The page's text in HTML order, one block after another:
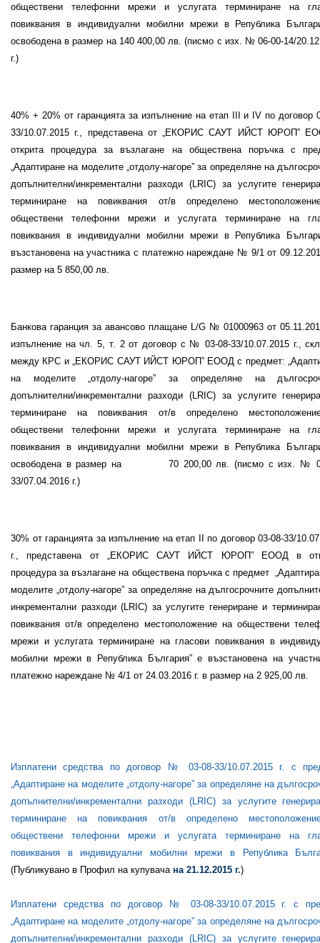
обществени телефонни мрежи и услугата терминиране на
повиквания в индивидуални мобилни мрежи в Република
освободена в размер на 140 400, 00лв. (писмо с изх. № 06-00-14/
г.)
40% + 20% от гаранцията за изпълнение на етап и IV по договор
33/10.07.2015 г., представена от „ЕКОРИС САУТ ИЙСТ ЮРОП”
открита процедура за възлагане на обществена поръчка с
Адаптиране на моделите „отдолу-нагоре” за определяне на
допълнителни/инкрементални разходи (LRIC) за услугите
терминиране на повиквания от/в определено
обществени телефонни мрежи и услугата терминиране на
повиквания в индивидуални мобилни мрежи в Република
възстановена на участника с платежно нареждане № 9/1 от 09. 12.201
размер на 5 850 ,00 лв.
Банкова гаранция за авансово плащане L/G №01000963от
изпълнение на чл. 5, т. 2 от договор с № 03-08-33/1 0. 07.201 5г.,
между КРС и „ЕКОРИС САУТ ИЙСТ ЮРОП” ЕООД с предмет: „
на моделите „отдолу-нагоре” за определяне на
допълнителни/инкрементални разходи (LRIC) за услугите
терминиране на повиквания от/в определено
обществени телефонни мрежи и услугата терминиране на
повиквания в индивидуални мобилни мрежи в Република
освободена в размер на
70 200, 00лв. (писмо с изх. №
33/07.04.2016 г.)
30% от гаранцията за изпълнение на етап
по договор 03-08-33/
г., представена от „ЕКОРИС САУТ ИЙСТ ЮРОП” ЕООД в
процедура за възлагане на обществена поръчка с предмет
„
моделите „отдолу-нагоре” за определяне на дългосрочните
инкрементални разходи ( LRIC) за услугите генериране и
повиквания от/в определено местоположение на обществени
мрежи и услугата терминиране на гласови повиквания в
мобилни мрежи в Република България”е възстановена на
платежно нареждане № 4/1 от 24 .03 .201 6 г. в размер на 2 925 ,00 лв.
Изплатени средства по договор № 03-08-33/10.07.201 5г. с
Адаптиране на моделите „отдолу-нагоре” за определяне на
допълнителни/инкрементални разходи (LRIC) за услугите
терминиране на повиквания от/в определено
обществени телефонни мрежи и услугата терминиране на
повиквания в индивидуални мобилни мрежи в Република
(Публикувано в Профил на купувача на 21.12.2015 г.)
Изплатени средства по договор № 03-08-33/10.07.2015 г. с
Адаптиране на моделите „отдолу-нагоре” за определяне на
допълнителни/инкрементални разходи (LRIC) за услугите